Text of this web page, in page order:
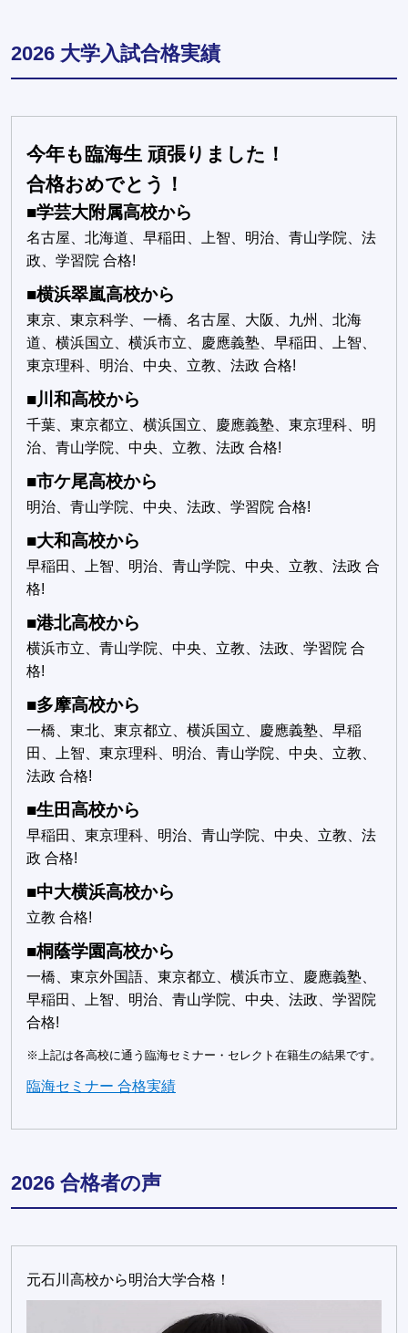
2026 大学入試合格実績
今年も臨海生 頑張りました！
合格おめでとう！
■学芸大附属高校から
名古屋、北海道、早稲田、上智、明治、青山学院、法
政、学習院 合格!
■横浜翠嵐高校から
東京、東京科学、一橋、名古屋、大阪、九州、北海
道、横浜国立、横浜市立、慶應義塾、早稲田、上智、
東京理科、明治、中央、立教、法政 合格!
■川和高校から
千葉、東京都立、横浜国立、慶應義塾、東京理科、明
治、青山学院、中央、立教、法政 合格!
■市ケ尾高校から
明治、青山学院、中央、法政、学習院 合格!
■大和高校から
早稲田、上智、明治、青山学院、中央、立教、法政 合
格!
■港北高校から
横浜市立、青山学院、中央、立教、法政、学習院 合
格!
■多摩高校から
一橋、東北、東京都立、横浜国立、慶應義塾、早稲
田、上智、東京理科、明治、青山学院、中央、立教、
法政 合格!
■生田高校から
早稲田、東京理科、明治、青山学院、中央、立教、法
政 合格!
■中大横浜高校から
立教 合格!
■桐蔭学園高校から
一橋、東京外国語、東京都立、横浜市立、慶應義塾、
早稲田、上智、明治、青山学院、中央、法政、学習院
合格!
※上記は各高校に通う臨海セミナー・セレクト在籍生の結果です。
臨海セミナー 合格実績
2026 合格者の声
元石川高校から明治大学合格！